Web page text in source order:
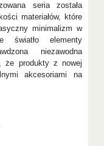
seria została
materiałów, które
minimalizm w
światło elementy
niezawodna
że produkty z nowej
akcesoriami na